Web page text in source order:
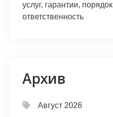
услуг, гарантии,
ответственность
Архив
Август 2026